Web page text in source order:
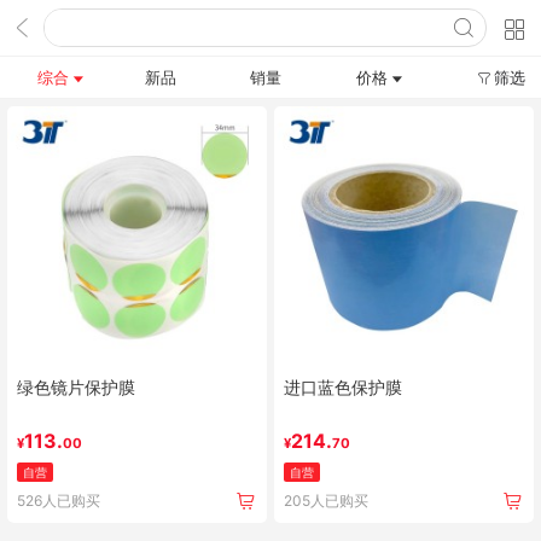
综合 新品 销量 价格 筛选
绿色镜片保护膜
¥113.00
自营
526人已购买
进口蓝色保护膜
¥214.70
自营
205人已购买